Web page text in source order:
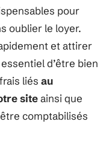
pour
oublier le loyer.
et attirer
d’être bien
liés au
siteainsi que
comptabilisés